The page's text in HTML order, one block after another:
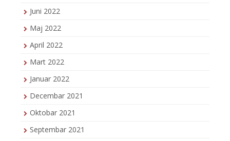
Juni 2022
Maj 2022
April 2022
Mart 2022
Januar 2022
Decembar 2021
Oktobar 2021
Septembar 2021